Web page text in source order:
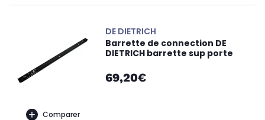
Comparer
DE DIETRICH
Barrette de connection DE
DIETRICH barrette sup porte
69,20€